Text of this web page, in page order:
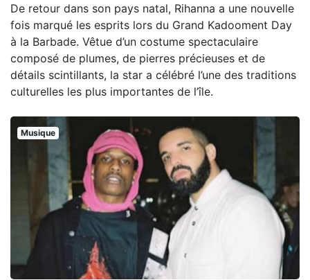
De retour dans son pays natal, Rihanna a une nouvelle
fois marqué les esprits lors du Grand Kadooment Day
à la Barbade. Vêtue d’un costume spectaculaire
composé de plumes, de pierres précieuses et de
détails scintillants, la star a célébré l’une des traditions
culturelles les plus importantes de l’île.
Musique